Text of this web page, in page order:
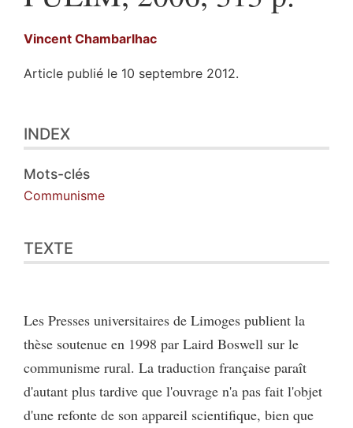
Vincent Chambarlhac
Article publié le 10 septembre 2012.
Texte
Notes
Citer cet article
Auteur
INDEX
Mots-clés
Communisme
TEXTE
Les Presses universitaires de Limoges publient la
thèse soutenue en 1998 par Laird Boswell sur le
communisme rural. La traduction française paraît
d'autant plus tardive que l'ouvrage n'a pas fait l'objet
d'une refonte de son appareil scientifique, bien que